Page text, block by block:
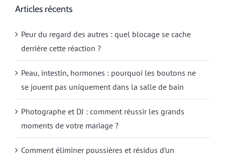
Articles récents
Peur du regard des autres : quel blocage se cache
derrière cette réaction ?
Peau, intestin, hormones : pourquoi les boutons ne
se jouent pas uniquement dans la salle de bain
Photographe et DJ : comment réussir les grands
moments de votre mariage ?
Comment éliminer poussières et résidus d’un